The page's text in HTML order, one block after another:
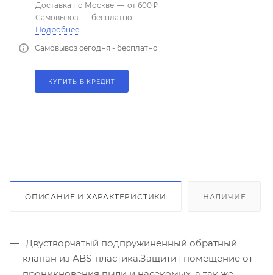
Доставка по Москве — от 600 ₽
Самовывоз — бесплатно
Подробнее
Самовывоз сегодня - бесплатно
КУПИТЬ В КРЕДИТ
ОПИСАНИЕ И ХАРАКТЕРИСТИКИ НАЛИЧИЕ
Двустворчатый подпружиненный обратный
клапан из ABS-пластика.Защитит помещение от